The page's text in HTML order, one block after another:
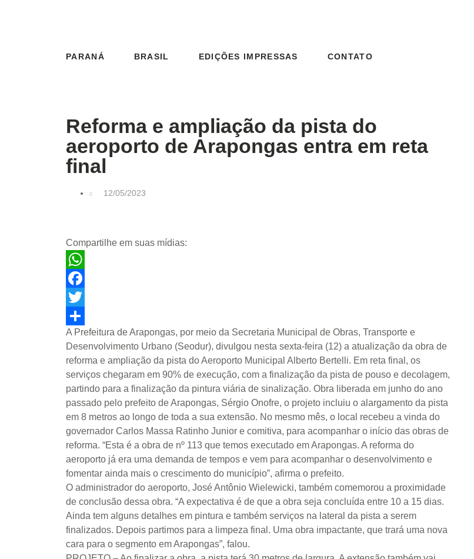
PARANÁ BRASIL EDIÇÕES IMPRESSAS CONTATO
Reforma e ampliação da pista do
aeroporto de Arapongas entra em reta
final
12/05/2023
Compartilhe em suas mídias:
WhatsApp
Facebook
Twitter
Share
A Prefeitura de Arapongas, por meio da Secretaria Municipal de Obras, Transporte e
Desenvolvimento Urbano (Seodur), divulgou nesta sexta-feira (12) a atualização da obra de
reforma e ampliação da pista do Aeroporto Municipal Alberto Bertelli. Em reta final, os
serviços chegaram em 90% de execução, com a finalização da pista de pouso e decolagem,
partindo para a finalização da pintura viária de sinalização. Obra liberada em junho do ano
passado pelo prefeito de Arapongas, Sérgio Onofre, o projeto incluiu o alargamento da pista
em 8 metros ao longo de toda a sua extensão. No mesmo mês, o local recebeu a vinda do
governador Carlos Massa Ratinho Junior e comitiva, para acompanhar o início das obras de
reforma. “Esta é a obra de nº 113 que temos executado em Arapongas. A reforma do
aeroporto já era uma demanda de tempos e vem para acompanhar o desenvolvimento e
fomentar ainda mais o crescimento do município”, afirma o prefeito.
O administrador do aeroporto, José Antônio Wielewicki, também comemorou a proximidade
de conclusão dessa obra. “A expectativa é de que a obra seja concluída entre 10 a 15 dias.
Ainda tem alguns detalhes em pintura e também serviços na lateral da pista a serem
finalizados. Depois partimos para a limpeza final. Uma obra impactante, que trará uma nova
cara para o segmento em Arapongas”, falou.